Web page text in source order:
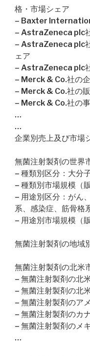
格・市場シェア
– Baxter
– AstraZeneca plc
– AstraZeneca plc
ェア
– AstraZeneca plc
– Merck & Co.社の
– Merck & Co.社の
– Merck & Co.社の
…
…
企業別売上及び市場
無菌注射製剤の世界
– 種類別区分：大分
– 種類別市場規模（
– 用途別区分：がん
系、感染症、筋骨格
– 用途別市場規模（
無菌注射製剤の地域
無菌注射製剤の北米
– 無菌注射製剤の北
– 無菌注射製剤の北
– 無菌注射製剤のア
– 無菌注射製剤のカ
– 無菌注射製剤のメ
…